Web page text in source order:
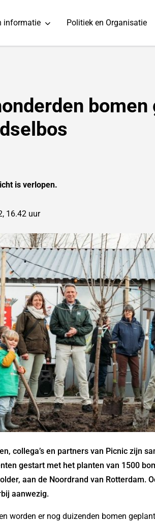
informatie Politiek en Organisatie
is verlopen.
16.42 uur
collega’s en partners van Picnic zijn
gestart met het planten van 1500
aan de Noordrand van Rotterdam.
aanwezig.
worden er nog duizenden bomen